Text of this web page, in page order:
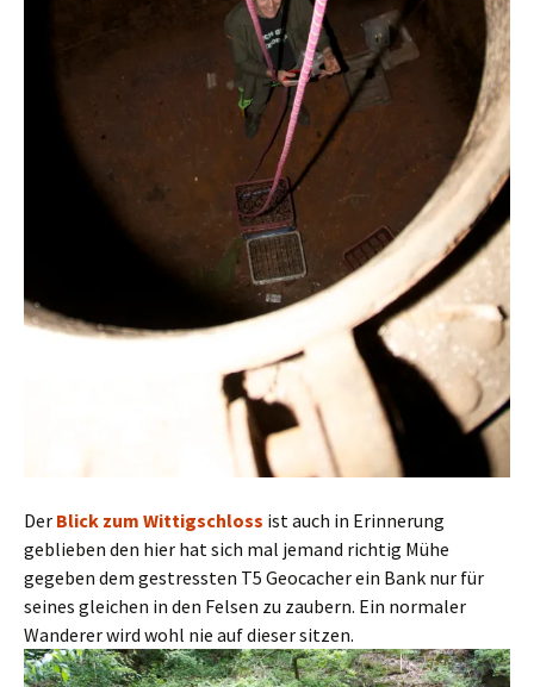
Der Blick zum Wittigschloss ist auch in Erinnerung
geblieben den hier hat sich mal jemand richtig Mühe
gegeben dem gestressten T5 Geocacher ein Bank nur für
seines gleichen in den Felsen zu zaubern. Ein normaler
Wanderer wird wohl nie auf dieser sitzen.